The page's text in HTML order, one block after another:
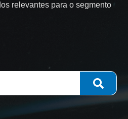
relevantes para o segmento